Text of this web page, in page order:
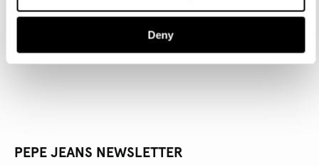
Deny
PEPE JEANS NEWSLETTER